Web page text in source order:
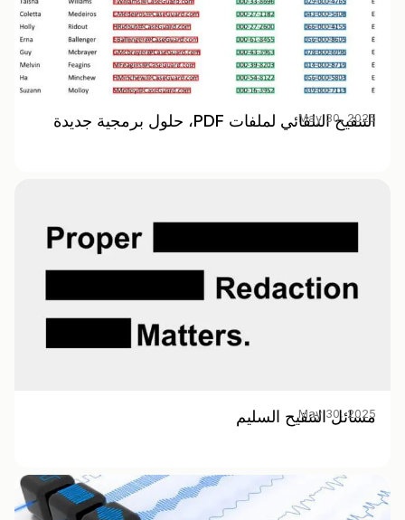
التنقيح التلقائي لملفات PDF، حلول برمجية جديدة
May 30, 2025
مسائل التنقيح السليم
May 30, 2025